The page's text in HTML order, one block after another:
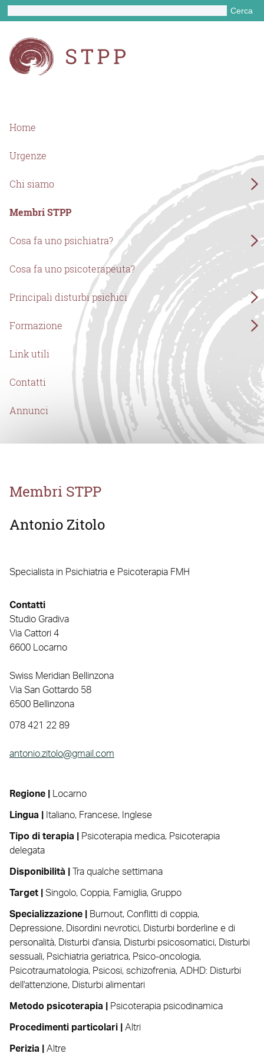
Home
Urgenze
Chi siamo
Membri STPP
Cosa fa uno psichiatra?
Cosa fa uno psicoterapeuta?
Principali disturbi psichici
Formazione
Link utili
Contatti
Annunci
Cerca
Membri STPP
Antonio Zitolo
Contatti
Studio Gradiva
Via Cattori 4
6600 Locarno
Swiss Meridian Bellinzona
Via San Gottardo 58
6500 Bellinzona
078 421 22 89
antonio.zitolo@gmail.com
Specialista in Psichiatria e Psicoterapia FMH
Regione | Locarno
Lingua | Italiano, Francese, Inglese
Tipo di terapia | Psicoterapia medica, Psicoterapia
delegata
Disponibilità | Tra qualche settimana
Target | Singolo, Coppia, Famiglia, Gruppo
Specializzazione | Burnout, Conflitti di coppia,
Depressione, Disordini nevrotici, Disturbi borderline e di
personalità, Disturbi d'ansia, Disturbi psicosomatici, Disturbi
sessuali, Psichiatria geriatrica, Psico-oncologia,
Psicotraumatologia, Psicosi, schizofrenia, ADHD: Disturbi
dell'attenzione, Disturbi alimentari
Metodo psicoterapia | Psicoterapia psicodinamica
Procedimenti particolari | Altri
Perizia | Altre